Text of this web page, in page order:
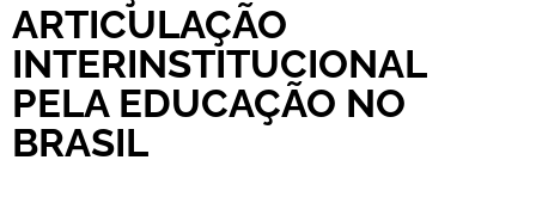
ARTICULAÇÃO
INTERINSTITUCIONAL
PELA EDUCAÇÃO NO
BRASIL